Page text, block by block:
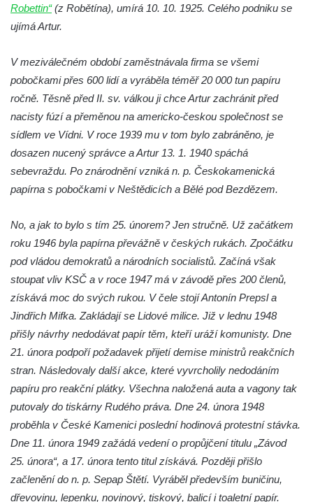
zahradě v Ploskovicích
Torzo oranžérie v zámeckém parku v
Altán původního pramene Bílinské kyselky
v Bílině-Kyselce
Hudební altán u lázeňského domu Bílina v
Bílině-Kyselce
Letohrádek Milešov
továrny Richard v Litoměřicích
Radovesická výsypka
Hospodářská usedlost u čp. 5 v Brňanech
Altán bývalého akvária v sadech
Československé armády v Chomutově
Dřevěná stáj na rozcestí ve Dřevcích
Cihlářská pec u Hnojnice
Údajná kaple u silnice v České Vsi
(Jablonné v Podještědí) – ve skutečnosti
hasičská zbrojnice
Sruby Na Tokáni
Robettin“(z Robětína), umírá 10. 10. 1925. Celého podniku se
ujímá Artur.
V meziválečném období zaměstnávala firma se všemi
pobočkami přes 600 lidí a vyráběla téměř 20 000 tun papíru
ročně. Těsně před II. sv. válkou ji chce Artur zachránit před
nacisty fúzí a přeměnou na americko-českou společnost se
sídlem ve Vídni. V roce 1939 mu v tom bylo zabráněno, je
dosazen nucený správce a Artur 13. 1. 1940 spáchá
sebevraždu. Po znárodnění vzniká n. p. Českokamenická
papírna s pobočkami v Neštědicích a Bělé pod Bezdězem.
No, a jak to bylo s tím 25. únorem? Jen stručně. Už začátkem
roku 1946 byla papírna převážně v českých rukách. Zpočátku
pod vládou demokratů a národních socialistů. Začíná však
stoupat vliv KSČ a v roce 1947 má v závodě přes 200 členů,
získává moc do svých rukou. V čele stojí Antonín Prepsl a
Jindřich Mifka. Zakládají se Lidové milice. Již v lednu 1948
přišly návrhy nedodávat papír těm, kteří uráží komunisty. Dne
21. února podpoří požadavek přijetí demise ministrů reakčních
stran. Následovaly další akce, které vyvrcholily nedodáním
papíru pro reakční plátky. Všechna naložená auta a vagony tak
putovaly do tiskárny Rudého práva. Dne 24. února 1948
proběhla v České Kamenici poslední hodinová protestní stávka.
Dne 11. února 1949 zažádá vedení o propůjčení titulu „Závod
25. února“, a 17. února tento titul získává. Později přišlo
začlenění do n. p. Sepap Štětí. Vyráběl především buničinu,
dřevovinu, lepenku, novinový, tiskový, balicí i toaletní papír.